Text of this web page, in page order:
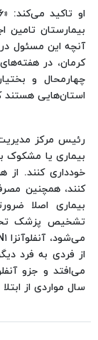
بیمارستان
آنچه این مسئول
کرمان، در
چهارمحال و
استان‌هایی هستند
رئیس مرکز مدیریت
بیماری یا مشکوک
خودداری کنند. از
کنند، همچنین
بیماری اصلا
تشخیص پزشک تحت
از فردی به فرد
می‌افتد و جزو
سال مواردی از